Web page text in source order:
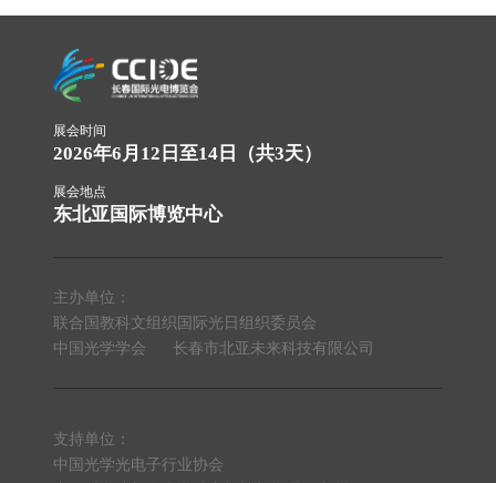
展会时间
2026年6月12日至14日（共3天）
展会地点
东北亚国际博览中心
主办单位：
联合国教科文组织国际光日组织委员会
中国光学学会
长春市北亚未来科技有限公司
支持单位：
中国光学光电子行业协会